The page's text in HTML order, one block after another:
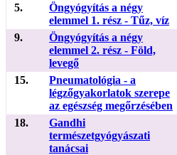
5.
Öngyógyítás a négy
elemmel 1. rész - Tűz, víz
9.
Öngyógyítás a négy
elemmel 2. rész - Föld,
levegő
15.
Pneumatológia - a
légzőgyakorlatok szerepe
az egészség megőrzésében
18.
Gandhi
természetgyógyászati
tanácsai